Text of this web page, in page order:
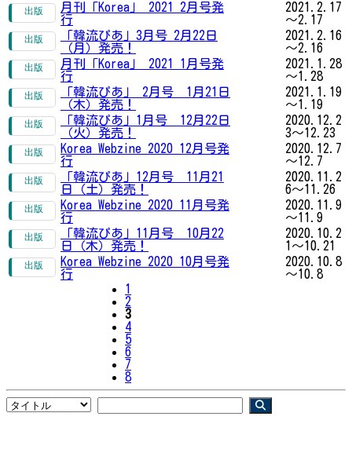
月刊「Korea」 2021 2月号発
行
2021.2.17
～2.17
「韓流ぴあ」3月号 2月22日
（月）発売！
2021.2.16
～2.16
月刊「Korea」 2021 1月号発
行
2021.1.28
～1.28
「韓流ぴあ」 2月号 1月21日
（木）発売！
2021.1.19
～1.19
「韓流ぴあ」1月号 12月22日
（火）発売！
2020.12.2
3～12.23
Korea Webzine 2020 12月号発
行
2020.12.7
～12.7
「韓流ぴあ」12月号 11月21
日（土）発売！
2020.11.2
6～11.26
Korea Webzine 2020 11月号発
行
2020.11.9
～11.9
「韓流ぴあ」11月号 10月22
日（木）発売！
2020.10.2
1～10.21
Korea Webzine 2020 10月号発
行
2020.10.8
～10.8
1
2
3
4
5
6
7
8